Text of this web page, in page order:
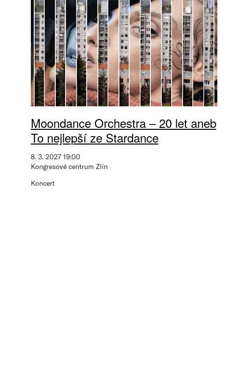
Moondance Orchestra – 20 let aneb
To nejlepší ze Stardance
8. 3. 2027 19:00
Kongresové centrum Zlín
Koncert